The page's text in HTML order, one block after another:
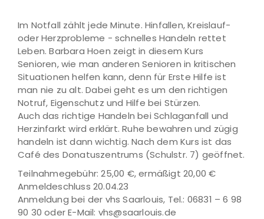
Im Notfall zählt jede Minute. Hinfallen, Kreislauf-
oder Herzprobleme - schnelles Handeln rettet
Leben. Barbara Hoen zeigt in diesem Kurs
Senioren, wie man anderen Senioren in kritischen
Situationen helfen kann, denn für Erste Hilfe ist
man nie zu alt. Dabei geht es um den richtigen
Notruf, Eigenschutz und Hilfe bei Stürzen.
Auch das richtige Handeln bei Schlaganfall und
Herzinfarkt wird erklärt. Ruhe bewahren und zügig
handeln ist dann wichtig. Nach dem Kurs ist das
Café des Donatuszentrums (Schulstr. 7) geöffnet.
Teilnahmegebühr: 25,00 €, ermäßigt 20,00 €
Anmeldeschluss 20.04.23
Anmeldung bei der vhs Saarlouis, Tel.: 06831 – 6 98
90 30 oder E-Mail: vhs@saarlouis.de